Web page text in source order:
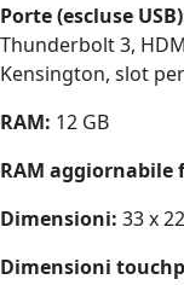
Porte (escluse
Thunderbolt 3,
Kensington, slot
RAM: 12 GB
RAM aggiornabile
Dimensioni: 33 x
Dimensioni